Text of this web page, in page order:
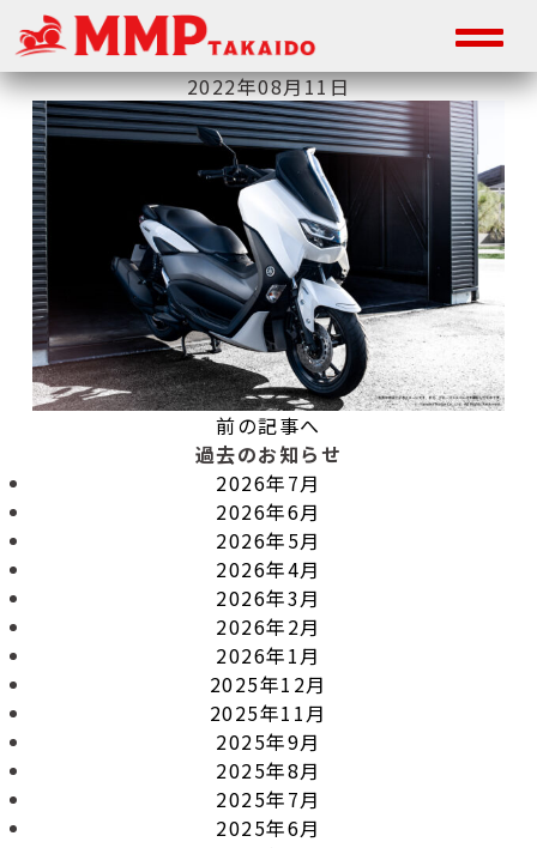
2022年08月11日
前の記事へ
過去のお知らせ
2026年7月
2026年6月
2026年5月
2026年4月
2026年3月
2026年2月
2026年1月
2025年12月
2025年11月
2025年9月
2025年8月
2025年7月
2025年6月